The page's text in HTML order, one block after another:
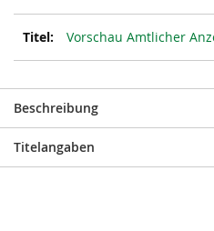
Vorschau Amtlicher
Beschreibung
Titelangaben